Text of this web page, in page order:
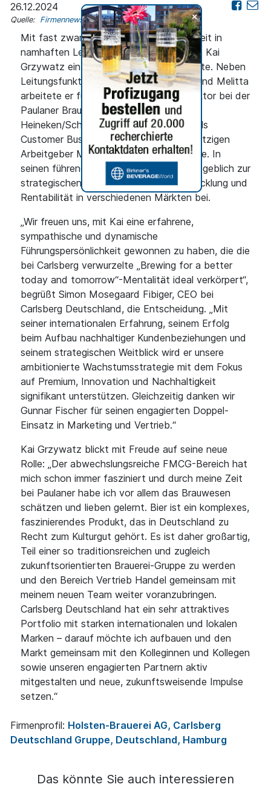
+
26.12.2024
Quelle: Firmennews
Mit fast zwanzig Jahren Vertriebstätigkeit in
namhaften Lebensmittelunternehmen ist Kai
Grzywatz ein erfahrener Branchenexperte. Neben
Leitungsfunktionen u. a. bei Coca-Cola und Melitta
arbeitete er fünf Jahre als Vertriebsdirektor bei der
Paulaner Brauerei Gruppe (JV
Heineken/Schörghuber), bevor er 2018 als
Customer Business Director zu seinem jetzigen
Arbeitgeber Mars Deutschland wechselte. In
seinen führenden Positionen trug er maßgeblich zur
strategischen Ausrichtung, Markenentwicklung und
Rentabilität in verschiedenen Märkten bei.
„Wir freuen uns, mit Kai eine erfahrene,
sympathische und dynamische
Führungspersönlichkeit gewonnen zu haben, die die
bei Carlsberg verwurzelte „Brewing for a better
today and tomorrow“-Mentalität ideal verkörpert“,
begrüßt Simon Mosegaard Fibiger, CEO bei
Carlsberg Deutschland, die Entscheidung. „Mit
seiner internationalen Erfahrung, seinem Erfolg
beim Aufbau nachhaltiger Kundenbeziehungen und
seinem strategischen Weitblick wird er unsere
ambitionierte Wachstumsstrategie mit dem Fokus
auf Premium, Innovation und Nachhaltigkeit
signifikant unterstützen. Gleichzeitig danken wir
Gunnar Fischer für seinen engagierten Doppel-
Einsatz in Marketing und Vertrieb.“
Kai Grzywatz blickt mit Freude auf seine neue
Rolle: „Der abwechslungsreiche FMCG-Bereich hat
mich schon immer fasziniert und durch meine Zeit
bei Paulaner habe ich vor allem das Brauwesen
schätzen und lieben gelernt. Bier ist ein komplexes,
faszinierendes Produkt, das in Deutschland zu
Recht zum Kulturgut gehört. Es ist daher großartig,
Teil einer so traditionsreichen und zugleich
zukunftsorientierten Brauerei-Gruppe zu werden
und den Bereich Vertrieb Handel gemeinsam mit
meinem neuen Team weiter voranzubringen.
Carlsberg Deutschland hat ein sehr attraktives
Portfolio mit starken internationalen und lokalen
Marken – darauf möchte ich aufbauen und den
Markt gemeinsam mit den Kolleginnen und Kollegen
sowie unseren engagierten Partnern aktiv
mitgestalten und neue, zukunftsweisende Impulse
setzen.“
Firmenprofil: Holsten-Brauerei AG, Carlsberg
Deutschland Gruppe, Deutschland, Hamburg
Das könnte Sie auch interessieren